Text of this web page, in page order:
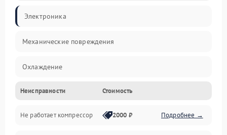
Электроника
Механические повреждения
Охлаждение
Механика
Электропитание
Неисправности Стоимость
Не работает компрессор 2000 ₽ Подробнее →